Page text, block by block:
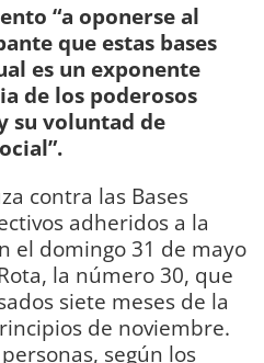
“a oponerse al
que estas bases
es un exponente
de los poderosos
su voluntad de
contra las Bases
adheridos a la
el domingo 31 de mayo
la número 30, que
siete meses de la
de noviembre.
según los